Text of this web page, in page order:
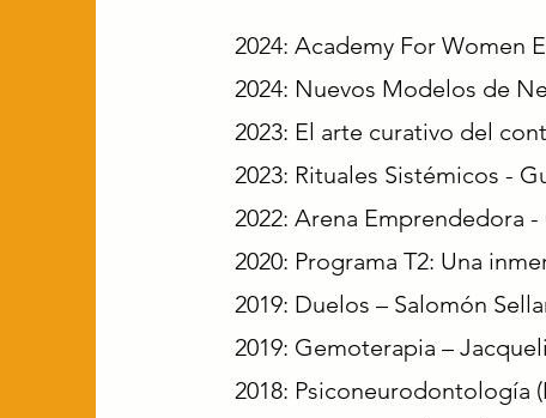
2024: Academy For Women
2024: Nuevos Modelos de
2023: El arte curativo del
2023: Rituales Sistémicos -
2022: Arena Emprendedora -
2020: Programa T2: Una
2019: Duelos – Salomón
2019: Gemoterapia –
2018: Psiconeurodontología